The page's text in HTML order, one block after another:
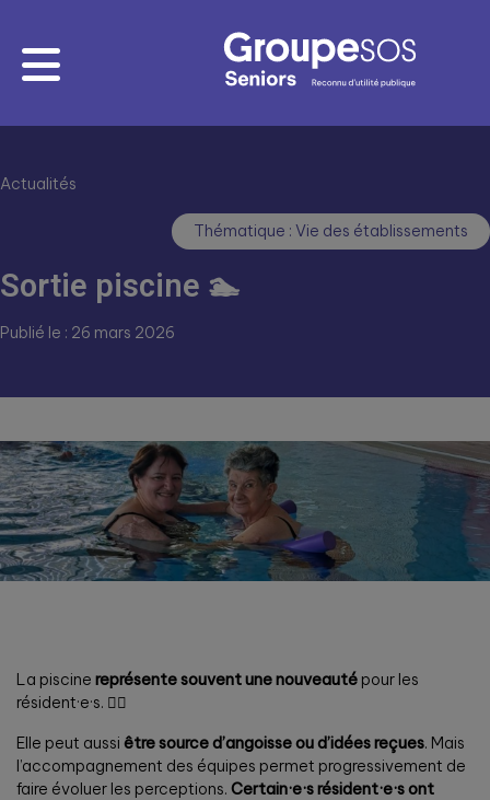
Actualités
Thématique : Vie des établissements
Sortie piscine 🏊
Publié le : 26 mars 2026
La piscine représente souvent une nouveauté pour les
résident·e·s. 🏊🏽
Elle peut aussi être source d’angoisse ou d’idées reçues. Mais
l’accompagnement des équipes permet progressivement de
faire évoluer les perceptions. Certain·e·s résident·e·s ont